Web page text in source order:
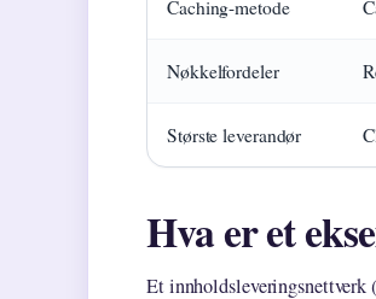
Caching-metode
Nøkkelfordeler
Største leverandør
Hva er et
Et innholdsleveringsnettverk